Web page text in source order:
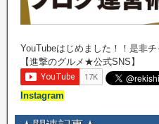
YouTubeはじめました！！是非
【進撃のグルメ★公式SNS】
Instagram